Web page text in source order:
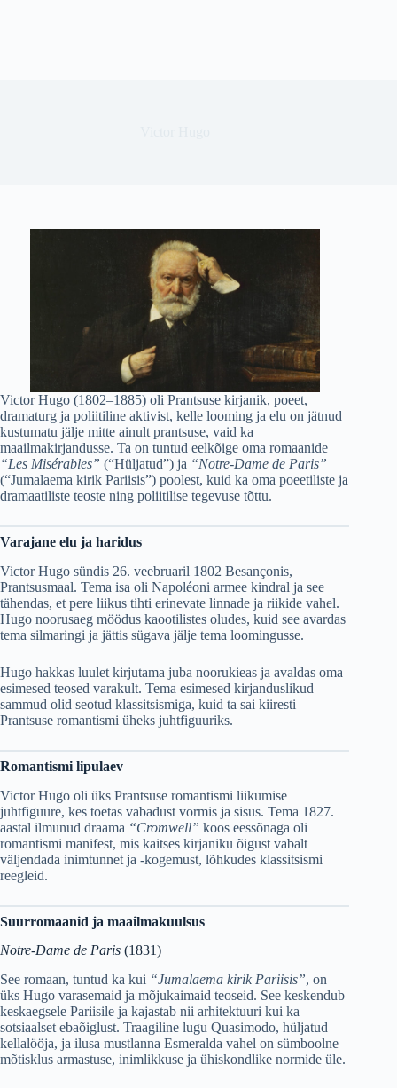
Victor Hugo (1802–1885) oli Prantsuse kirjanik, poeet,
dramaturg ja poliitiline aktivist, kelle looming ja elu on jätnud
kustumatu jälje mitte ainult prantsuse, vaid ka
maailmakirjandusse. Ta on tuntud eelkõige oma romaanide
“Les Misérables” (“Hüljatud”) ja “Notre-Dame de Paris”
(“Jumalaema kirik Pariisis”) poolest, kuid ka oma poeetiliste ja
dramaatiliste teoste ning poliitilise tegevuse tõttu.
Varajane elu ja haridus
Victor Hugo sündis 26. veebruaril 1802 Besançonis,
Prantsusmaal. Tema isa oli Napoléoni armee kindral ja see
tähendas, et pere liikus tihti erinevate linnade ja riikide vahel.
Hugo noorusaeg möödus kaootilistes oludes, kuid see avardas
tema silmaringi ja jättis sügava jälje tema loomingusse.
Hugo hakkas luulet kirjutama juba noorukieas ja avaldas oma
esimesed teosed varakult. Tema esimesed kirjanduslikud
sammud olid seotud klassitsismiga, kuid ta sai kiiresti
Prantsuse romantismi üheks juhtfiguuriks.
Romantismi lipulaev
Victor Hugo oli üks Prantsuse romantismi liikumise
juhtfiguure, kes toetas vabadust vormis ja sisus. Tema 1827.
aastal ilmunud draama “Cromwell” koos eessõnaga oli
romantismi manifest, mis kaitses kirjaniku õigust vabalt
väljendada inimtunnet ja -kogemust, lõhkudes klassitsismi
reegleid.
Suurromaanid ja maailmakuulsus
Notre-Dame de Paris (1831)
See romaan, tuntud ka kui “Jumalaema kirik Pariisis”, on
üks Hugo varasemaid ja mõjukaimaid teoseid. See keskendub
keskaegsele Pariisile ja kajastab nii arhitektuuri kui ka
sotsiaalset ebaõiglust. Traagiline lugu Quasimodo, hüljatud
kellalööja, ja ilusa mustlanna Esmeralda vahel on sümboolne
mõtisklus armastuse, inimlikkuse ja ühiskondlike normide üle.